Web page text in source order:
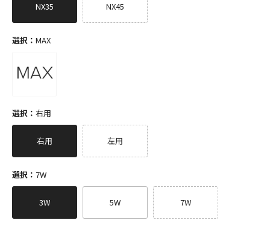
NX35 NX45
選択： MAX
選択： 右用
右用 左用
選択： 7W
3W 5W 7W